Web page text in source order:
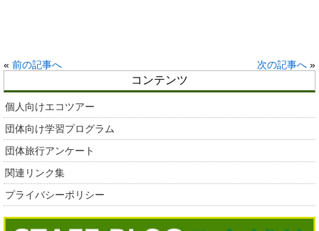
« 前の記事へ 次の記事へ »
コンテンツ
個人向けエコツアー
団体向け学習プログラム
団体旅行アンケート
関連リンク集
プライバシーポリシー